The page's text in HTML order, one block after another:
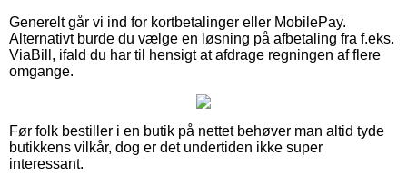
Generelt går vi ind for kortbetalinger eller MobilePay.
Alternativt burde du vælge en løsning på afbetaling fra f.eks.
ViaBill, ifald du har til hensigt at afdrage regningen af flere
omgange.
Før folk bestiller i en butik på nettet behøver man altid tyde
butikkens vilkår, dog er det undertiden ikke super
interessant.